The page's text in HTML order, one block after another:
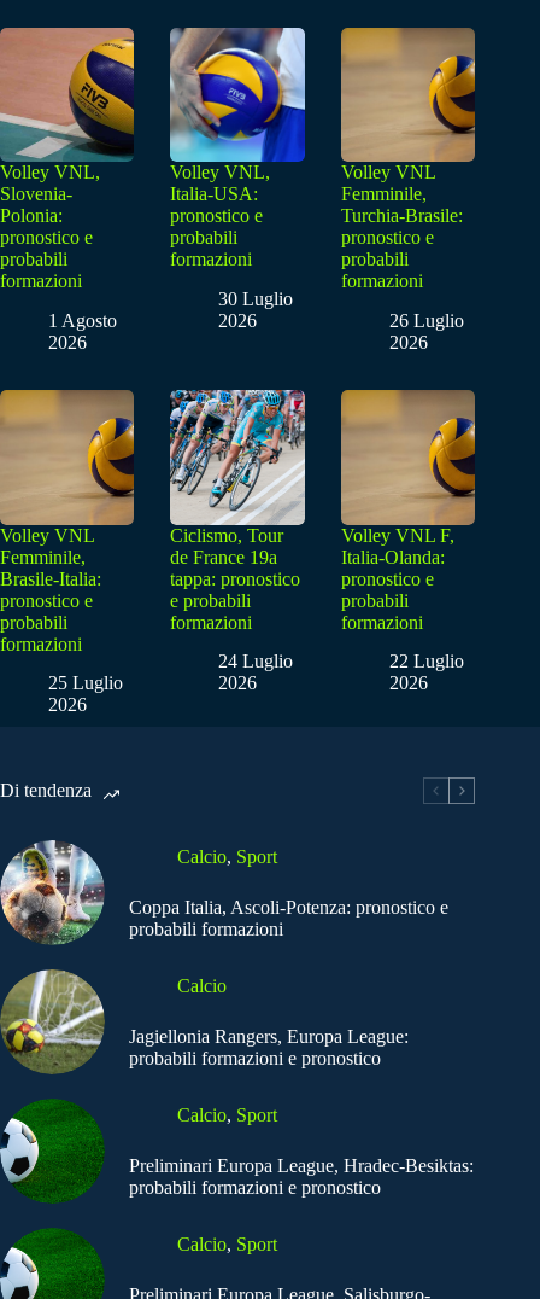
Volley VNL,
Slovenia-
Polonia:
pronostico e
probabili
formazioni
1 Agosto
2026
Volley VNL,
Italia-USA:
pronostico e
probabili
formazioni
30 Luglio
2026
Volley VNL
Femminile,
Turchia-Brasile:
pronostico e
probabili
formazioni
26 Luglio
2026
Volley VNL
Femminile,
Brasile-Italia:
pronostico e
probabili
formazioni
25 Luglio
2026
Ciclismo, Tour
de France 19a
tappa: pronostico
e probabili
formazioni
24 Luglio
2026
Volley VNL F,
Italia-Olanda:
pronostico e
probabili
formazioni
22 Luglio
2026
Di tendenza
Calcio, Sport
Coppa Italia, Ascoli-Potenza: pronostico e
probabili formazioni
Calcio
Jagiellonia Rangers, Europa League:
probabili formazioni e pronostico
Calcio, Sport
Preliminari Europa League, Hradec-Besiktas:
probabili formazioni e pronostico
Calcio, Sport
Preliminari Europa League, Salisburgo-